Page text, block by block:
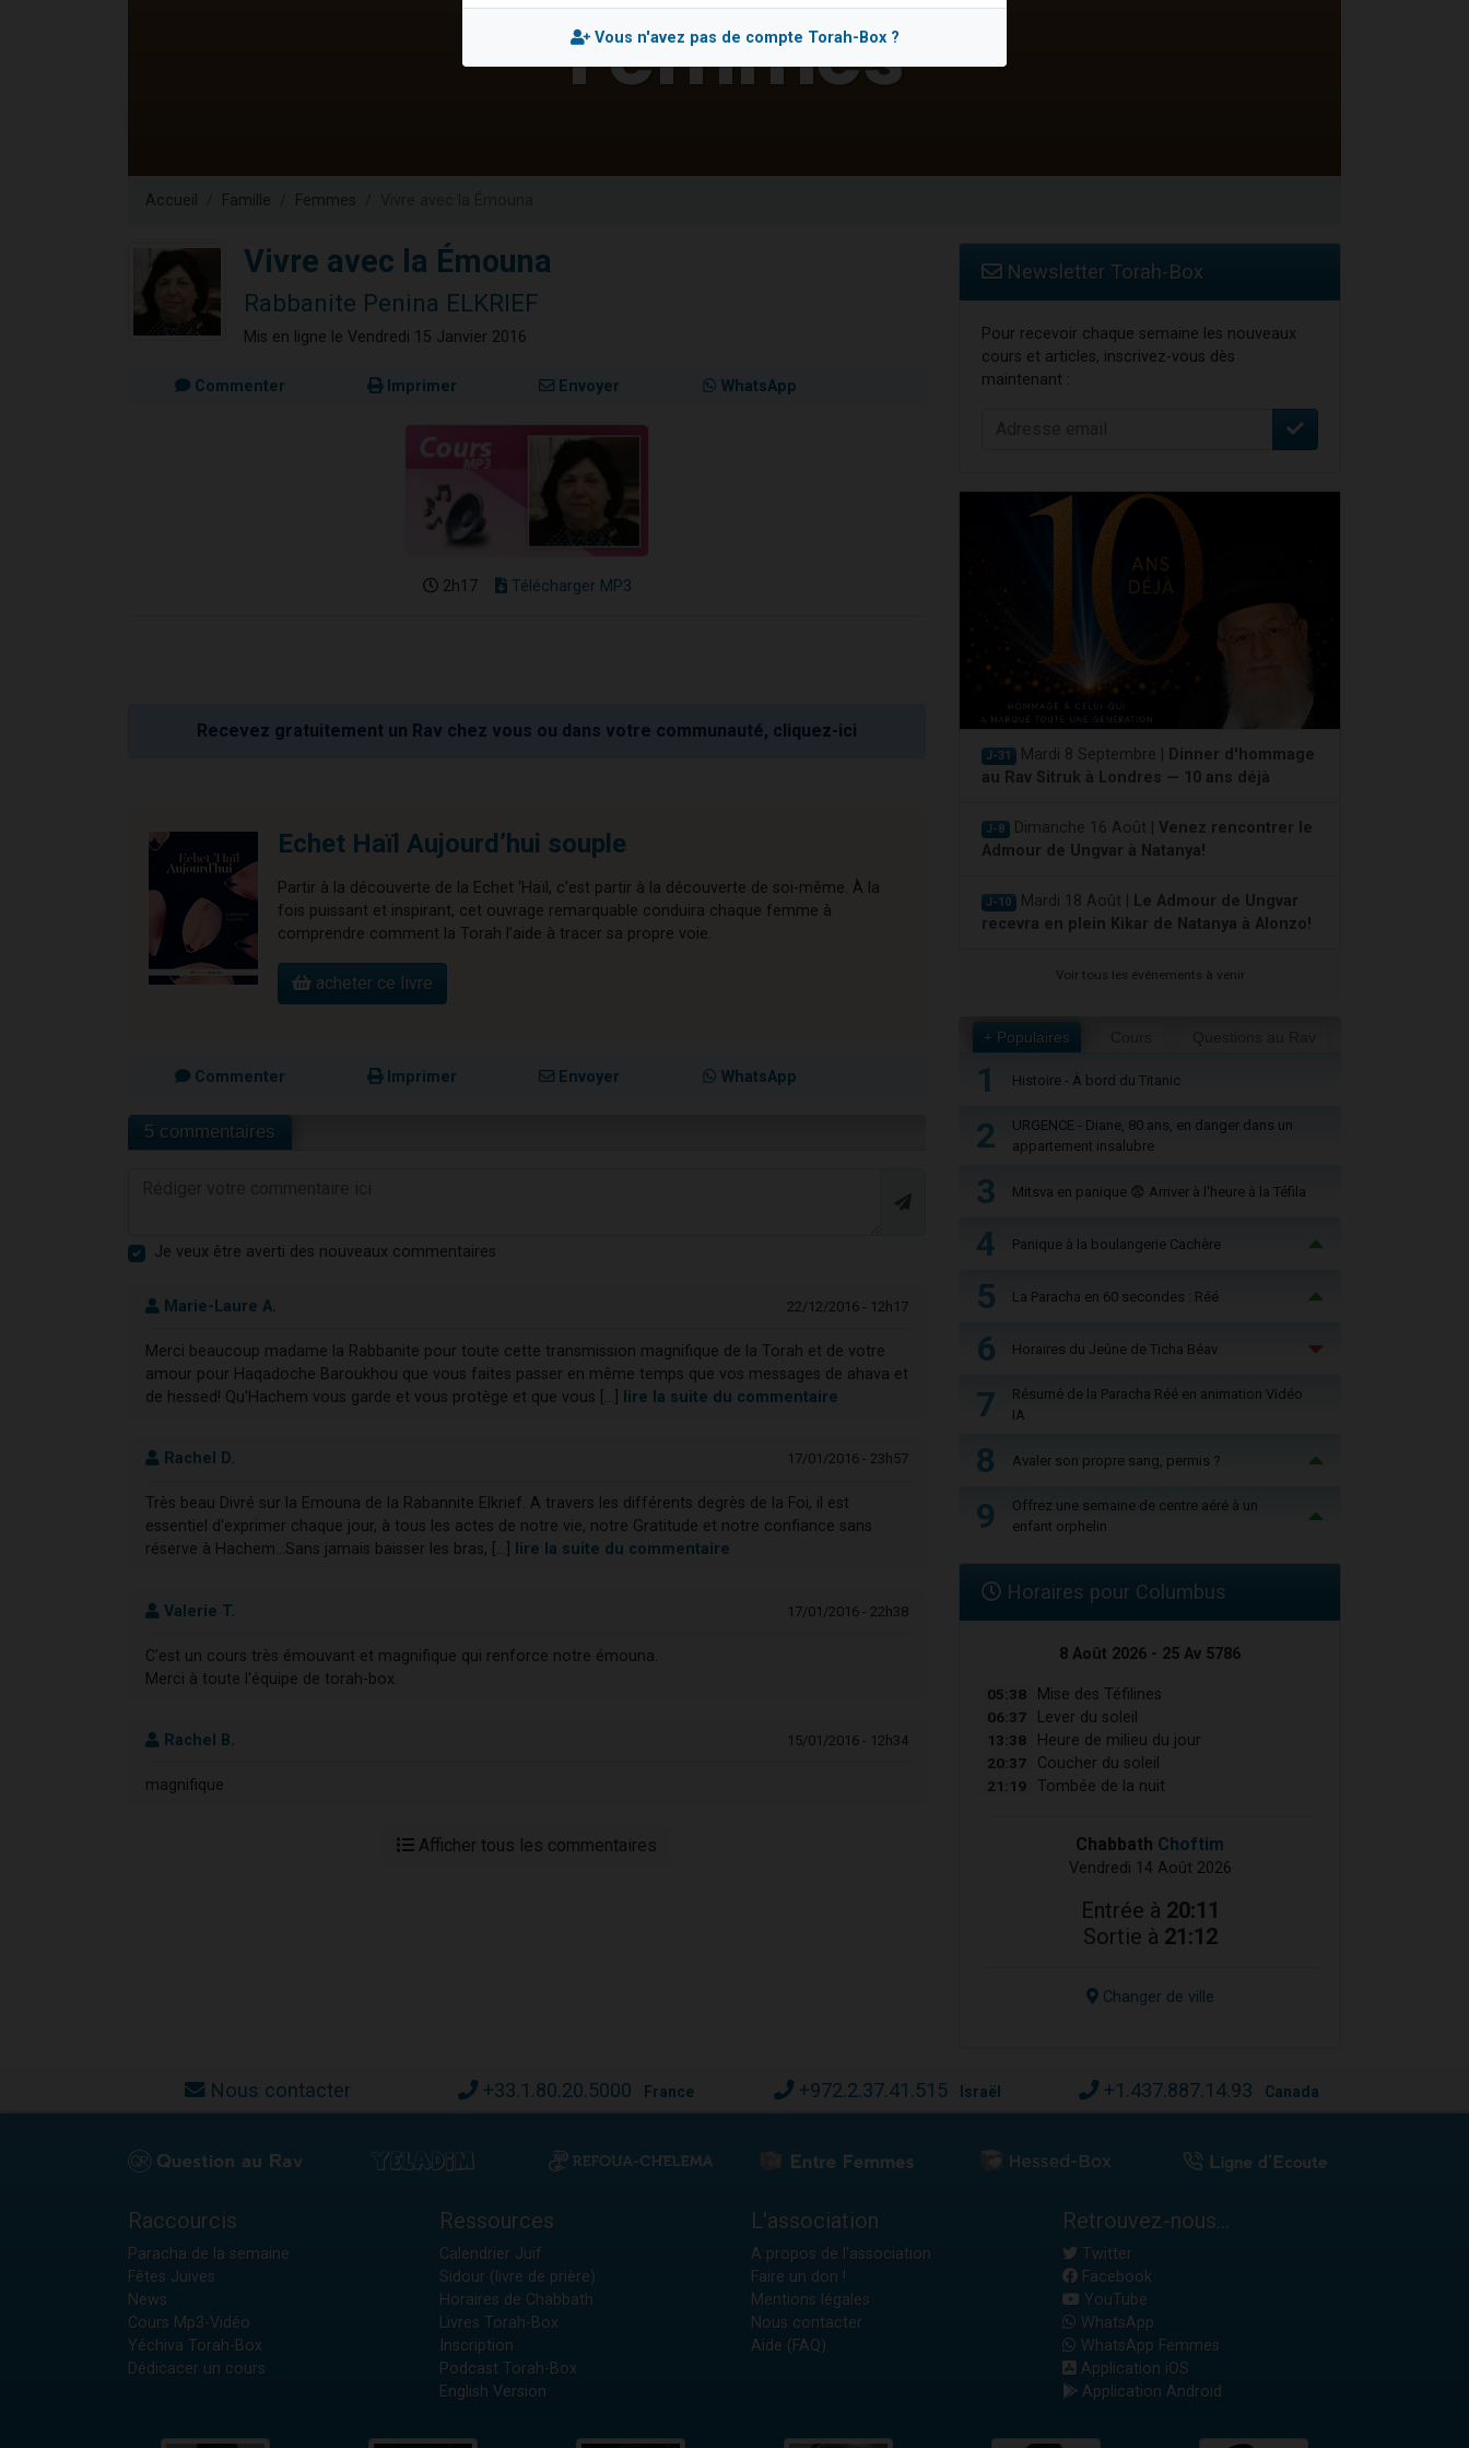
Il reste 49 places pour étudier en groupe sur Zoom
Accueil Famille Femmes
Vivre avec la Émouna
Rabbanite Penina ELKRIEF
Mis en ligne le Vendredi 15 Janvier 2016
Commenter Imprimer Envoyer WhatsApp
2h17 Télécharger MP3
Recevez gratuitement un Rav chez vous ou dans votre communauté, cliquez-ici
Echet Haïl Aujourd’hui souple
Partir à la découverte de la Echet ‘Haïl, c’est partir à la découverte de soi-même. À la
fois puissant et inspirant, cet ouvrage remarquable conduira chaque femme à
comprendre comment la Torah l’aide à tracer sa propre voie.
acheter ce livre
Commenter Imprimer Envoyer WhatsApp
5 commentaires
Je veux être averti des nouveaux commentaires
Marie-Laure A. 22/12/2016 - 12h17
Merci beaucoup madame la Rabbanite pour toute cette transmission magnifique de la Torah et de votre
amour pour Haqadoche Baroukhou que vous faites passer en même temps que vos messages de ahava et
de hessed! Qu'Hachem vous garde et vous protège et que vous [...]
lire la suite du commentaire
Rachel D. 17/01/2016 - 23h57
Très beau Divré sur la Emouna de la Rabannite Elkrief. A travers les différents degrès de la Foi, il est
essentiel d'exprimer chaque jour, à tous les actes de notre vie, notre Gratitude et notre confiance sans
réserve à Hachem...Sans jamais baisser les bras, [...]
lire la suite du commentaire
Valerie T. 17/01/2016 - 22h38
C'est un cours très émouvant et magnifique qui renforce notre émouna.
Merci à toute l'équipe de torah-box.
Rachel B. 15/01/2016 - 12h34
magnifique
Afficher tous les commentaires
Newsletter Torah-Box
Pour recevoir chaque semaine les nouveaux
cours et articles, inscrivez-vous dès
maintenant :
J-31 Mardi 8 Septembre |
Dinner d'hommage
au Rav Sitruk à Londres — 10 ans déjà
J-8 Dimanche 16 Août | Venez rencontrer le
Admour de Ungvar à Natanya!
J-10 Mardi 18 Août |
Le Admour de Ungvar
recevra en plein Kikar de Natanya à Alonzo!
Voir tous les événements à venir
+ Populaires
1 Histoire - À bord du Titanic
2
URGENCE - Diane, 80 ans, en danger dans un
appartement insalubre
3 Mitsva en panique 😨 Arriver à l'heure à la Téfila
4 Panique à la boulangerie Cachère
5 La Paracha en 60 secondes : Réé
6 Horaires du Jeûne de Ticha Béav
7
Résumé de la Paracha Réé en animation Vidéo
IA
8 Avaler son propre sang, permis ?
9
Offrez une semaine de centre aéré à un
enfant orphelin
Horaires pour Columbus
8 Août 2026 - 25 Av 5786
05:38 Mise des Téfilines
06:37 Lever du soleil
13:38 Heure de milieu du jour
20:37 Coucher du soleil
21:19 Tombée de la nuit
Chabbath Choftim
Vendredi 14 Août 2026
Entrée à 20:11
Sortie à 21:12
Changer de ville
Nous contacter +33.1.80.20.5000 France +972.2.37.41.515 Israël +1.437.887.14.93 Canada
Raccourcis
Paracha de la semaine
Fêtes Juives
News
Cours Mp3-Vidéo
Yéchiva Torah-Box
Dédicacer un cours
Ressources
Calendrier Juif
Sidour (livre de prière)
Horaires de Chabbath
Livres Torah-Box
Inscription
Podcast Torah-Box
English Version
L'association
A propos de l'association
Faire un don !
Mentions légales
Nous contacter
Aide (FAQ)
Retrouvez-nous...
Twitter
Facebook
YouTube
WhatsApp
WhatsApp Femmes
Application iOS
Application Android
Vous n'avez pas de compte Torah-Box ?